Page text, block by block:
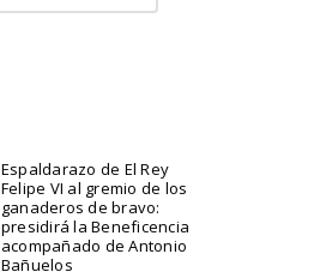
Espaldarazo de El Rey
Felipe VI al gremio de los
ganaderos de bravo:
presidirá la Beneficencia
acompañado de Antonio
Bañuelos